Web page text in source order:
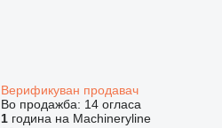
Верификуван продавач
Во продажба: 14 огласа
1година на Machineryline